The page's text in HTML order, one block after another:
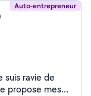
Auto-entrepreneur
suis ravie de
propose mes